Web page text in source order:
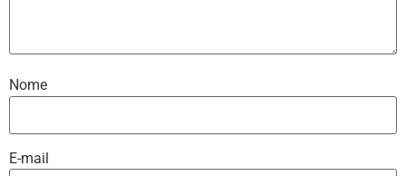
Nome
E-mail